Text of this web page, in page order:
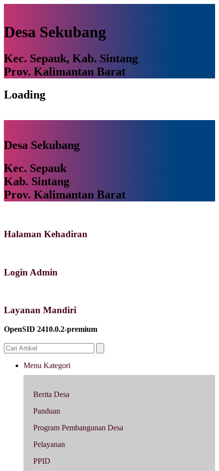
Desa Sekubang
Kec. Sepauk, Kab. Sintang
Prov. Kalimantan Barat
Loading
Desa Sekubang
Kec. Sepauk
Kab. Sintang
Prov. Kalimantan Barat
Halaman Kehadiran
Login Admin
Layanan Mandiri
OpenSID 2410.0.2-premium
Menu Kategori
Berita Desa
Panduan
Program Pembangunan Desa
Pelayanan
PPID